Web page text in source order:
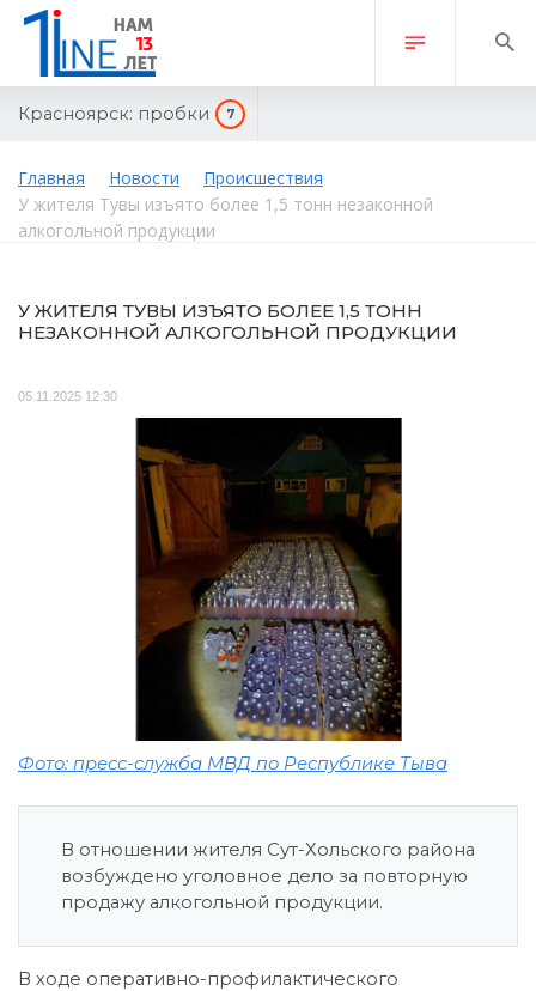
Красноярск: пробки 7
Главная Новости
Происшествия
У жителя Тувы изъято более 1,5 тонн незаконной
алкогольной продукции
У ЖИТЕЛЯ ТУВЫ ИЗЪЯТО БОЛЕЕ 1,5 ТОНН
НЕЗАКОННОЙ АЛКОГОЛЬНОЙ ПРОДУКЦИИ
05.11.2025 12:30
Фото: пресс-служба МВД по Республике Тыва
В отношении жителя Сут-Хольского района
возбуждено уголовное дело за повторную
продажу алкогольной продукции.
В ходе оперативно-профилактического